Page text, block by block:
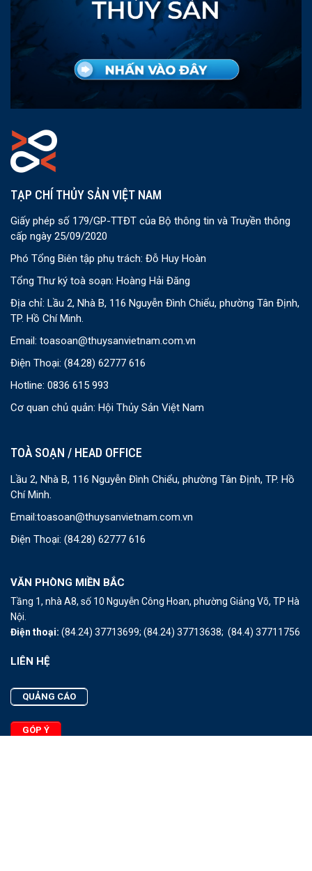
TẠP CHÍ THỦY SẢN VIỆT NAM
Giấy phép số 179/GP-TTĐT của Bộ thông tin và Truyền thông
cấp ngày 25/09/2020
Phó Tổng Biên tập phụ trách: Đỗ Huy Hoàn
Tổng Thư ký toà soạn: Hoàng Hải Đăng
Địa chỉ: Lầu 2, Nhà B, 116 Nguyễn Đình Chiểu, phường Tân Định,
TP. Hồ Chí Minh.
Email: toasoan@thuysanvietnam.com.vn
Điện Thoại: (84.28) 62777 616
Hotline: 0836 615 993
Cơ quan chủ quản: Hội Thủy Sản Việt Nam
TOÀ SOẠN / HEAD OFFICE
Lầu 2, Nhà B, 116 Nguyễn Đình Chiểu, phường Tân Định, TP. Hồ
Chí Minh.
Email:toasoan@thuysanvietnam.com.vn
Điện Thoại: (84.28) 62777 616
VĂN PHÒNG MIỀN BẮC
Tầng 1, nhà A8, số 10 Nguyễn Công Hoan, phường Giảng Võ, TP Hà
Nội.
Điện thoại: (84.24) 37713699; (84.24) 37713638; (84.4) 37711756
LIÊN HỆ
QUẢNG CÁO
GÓP Ý